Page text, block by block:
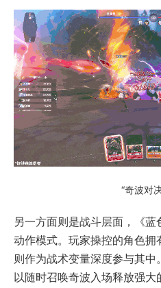
“奇波对
另一方面则是战斗层面，《
动作模式。玩家操控的角色
则作为战术变量深度参与其
以随时召唤奇波入场释放强